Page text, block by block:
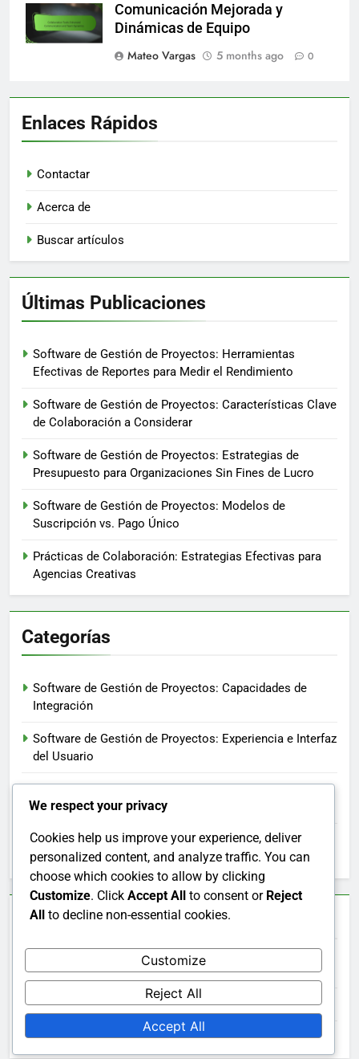
Comunicación Mejorada y
Dinámicas de Equipo
Mateo Vargas
5 months ago 0
Enlaces Rápidos
Contactar
Acerca de
Buscar artículos
Últimas Publicaciones
Software de Gestión de Proyectos: Herramientas
Efectivas de Reportes para Medir el Rendimiento
Software de Gestión de Proyectos: Características Clave
de Colaboración a Considerar
Software de Gestión de Proyectos: Estrategias de
Presupuesto para Organizaciones Sin Fines de Lucro
Software de Gestión de Proyectos: Modelos de
Suscripción vs. Pago Único
Prácticas de Colaboración: Estrategias Efectivas para
Agencias Creativas
Categorías
Software de Gestión de Proyectos: Capacidades de
Integración
Software de Gestión de Proyectos: Experiencia e Interfaz
del Usuario
Software de Gestión de Proyectos: Funciones de
Gestión de Tareas
Software de Gestión de Proyectos: Herramientas de
Colaboración
Archivos
December 2025
November 2025
October 2025
We respect your privacy
Cookies help us improve your experience, deliver
personalized content, and analyze traffic. You can
choose which cookies to allow by clicking
Customize. Click Accept All to consent or Reject
All to decline non-essential cookies.
Customize
Reject All
Accept All